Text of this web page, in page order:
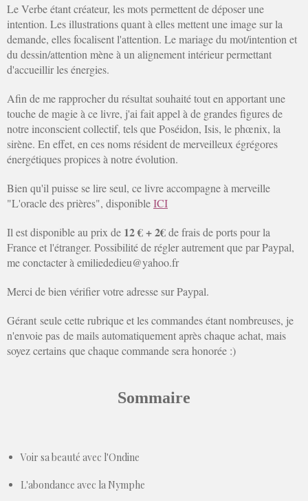
Le Verbe étant créateur, les mots permettent de déposer une
intention. Les illustrations quant à elles mettent une image sur la
demande, elles focalisent l'attention. Le mariage du mot/intention et
du dessin/attention mène à un alignement intérieur permettant
d'accueillir les énergies.
Afin de me rapprocher du résultat souhaité tout en apportant une
touche de magie à ce livre, j'ai fait appel à de grandes figures de
notre inconscient collectif, tels que Poséidon, Isis, le phœnix, la
sirène. En effet, en ces noms résident de merveilleux égrégores
énergétiques propices à notre évolution.
Bien qu'il puisse se lire seul, ce livre accompagne à merveille
"L'oracle des prières", disponibleICI
Il est disponible au prix de 12 € + 2€de frais de ports pour la
France et l'étranger. Possibilité de régler autrement que par Paypal,
me conctacter à emiliededieu@yahoo.fr
Merci de bien vérifier votre adresse sur Paypal.
Gérant seule cette rubrique et les commandes étant nombreuses, je
n'envoie pas de mails automatiquement après chaque achat, mais
soyez certains que chaque commande sera honorée :)
Sommaire
Voir sa beauté avec l'Ondine
L'abondance avec la Nymphe